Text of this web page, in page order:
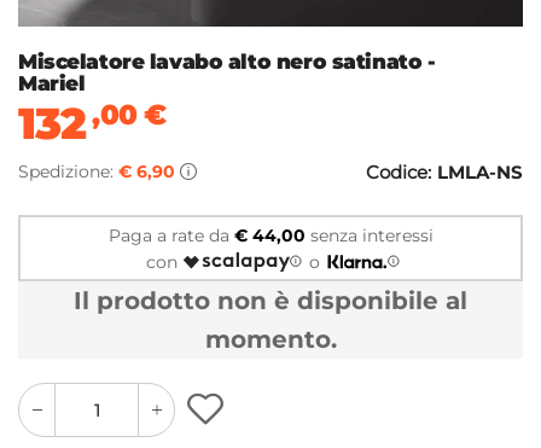
Miscelatore lavabo alto nero satinato -
Mariel
132,00€
Spedizione: € 6,90 Codice: LMLA-NS
Paga a rate da € 44,00 senza interessi
con
o
Il prodotto non è disponibile al
momento.
quantity
button
quantity
minus
button